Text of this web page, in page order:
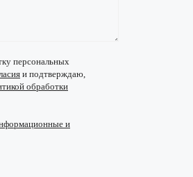
персональных
и подтверждаю,
обработки
и